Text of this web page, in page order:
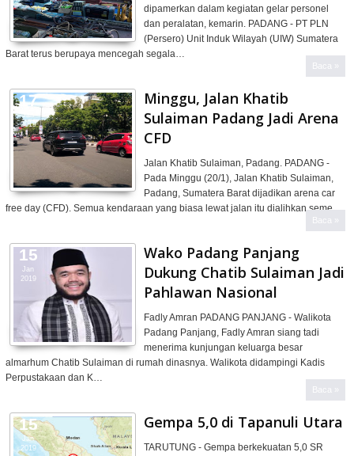
dipamerkan dalam kegiatan gelar personel
dan peralatan, kemarin. PADANG - PT PLN
(Persero) Unit Induk Wilayah (UIW) Sumatera
Barat terus berupaya mencegah segala…
Baca »
Minggu, Jalan Khatib
Sulaiman Padang Jadi Arena
CFD
Jalan Khatib Sulaiman, Padang. PADANG -
Pada Minggu (20/1), Jalan Khatib Sulaiman,
Padang, Sumatera Barat dijadikan arena car
free day (CFD). Semua kendaraan yang biasa lewat jalan itu dialihkan seme…
Baca »
17
Jan
2019
Wako Padang Panjang
Dukung Chatib Sulaiman Jadi
Pahlawan Nasional
Fadly Amran PADANG PANJANG - Walikota
Padang Panjang, Fadly Amran siang tadi
menerima kunjungan keluarga besar
almarhum Chatib Sulaiman di rumah dinasnya. Walikota didampingi Kadis
Perpustakaan dan K…
Baca »
15
Jan
2019
Gempa 5,0 di Tapanuli Utara
TARUTUNG - Gempa berkekuatan 5,0 SR
15
Jan
2019